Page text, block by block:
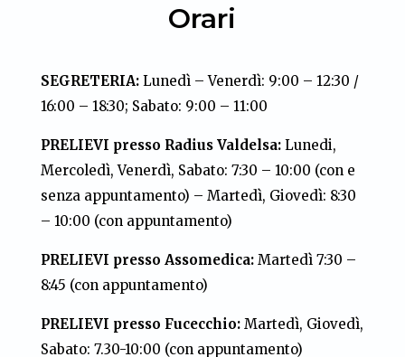
Orari
SEGRETERIA:Lunedì – Venerdì: 9:00 – 12:30 /
16:00 – 18:30; Sabato: 9:00 – 11:00
PRELIEVI presso Radius Valdelsa: Lunedi,
Mercoledì, Venerdì, Sabato: 7:30 – 10:00 (con e
senza appuntamento) – Martedì, Giovedì: 8:30
– 10:00 (con appuntamento)
PRELIEVI presso Assomedica: Martedì 7:30 –
8:45 (con appuntamento)
PRELIEVI presso Fucecchio:Martedì, Giovedì,
Sabato: 7.30-10:00 (con appuntamento)